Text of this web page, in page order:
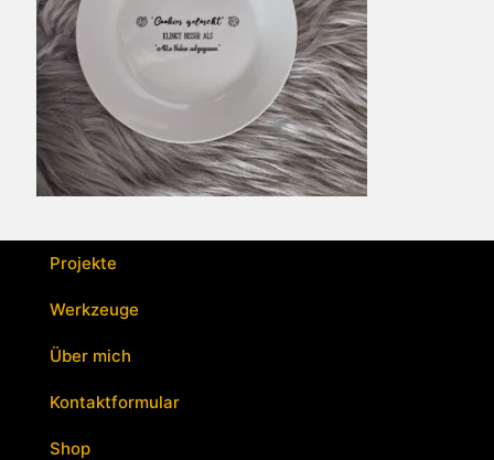
Projekte
Werkzeuge
Über mich
Kontaktformular
Shop